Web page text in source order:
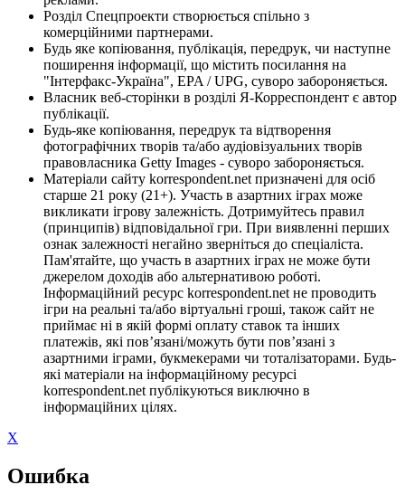
Розділ Спецпроекти створюється спільно з
комерційними партнерами.
Будь яке копіювання, публікація, передрук, чи наступне
поширення інформації, що містить посилання на
"Інтерфакс-Україна", EPA / UPG, суворо забороняється.
Власник веб-сторінки в розділі Я-Корреспондент є автор
публікації.
Будь-яке копіювання, передрук та відтворення
фотографічних творів та/або аудіовізуальних творів
правовласника Getty Images - суворо забороняється.
Матеріали сайту korrespondent.net призначені для осіб
старше 21 року (21+). Участь в азартних іграх може
викликати ігрову залежність. Дотримуйтесь правил
(принципів) відповідальної гри. При виявленні перших
ознак залежності негайно зверніться до спеціаліста.
Пам'ятайте, що участь в азартних іграх не може бути
джерелом доходів або альтернативою роботі.
Інформаційний ресурс korrespondent.net не проводить
ігри на реальні та/або віртуальні гроші, також сайт не
приймає ні в якій формі оплату ставок та інших
платежів, які пов’язані/можуть бути пов’язані з
азартними іграми, букмекерами чи тоталізаторами. Будь-
які матеріали на інформаційному ресурсі
korrespondent.net публікуються виключно в
інформаційних цілях.
X
Ошибка